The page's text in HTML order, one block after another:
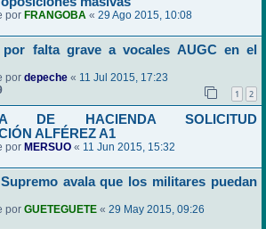
por FRANGOBA « 29 Ago 2015, 10:08
por falta grave a vocales AUGC en el
por depeche « 11 Jul 2015, 17:23
1 2
DE HACIENDA SOLICITUD
ALFÉREZ A1
por MERSUO « 11 Jun 2015, 15:32
avala que los militares puedan
por GUETEGUETE « 29 May 2015, 09:26